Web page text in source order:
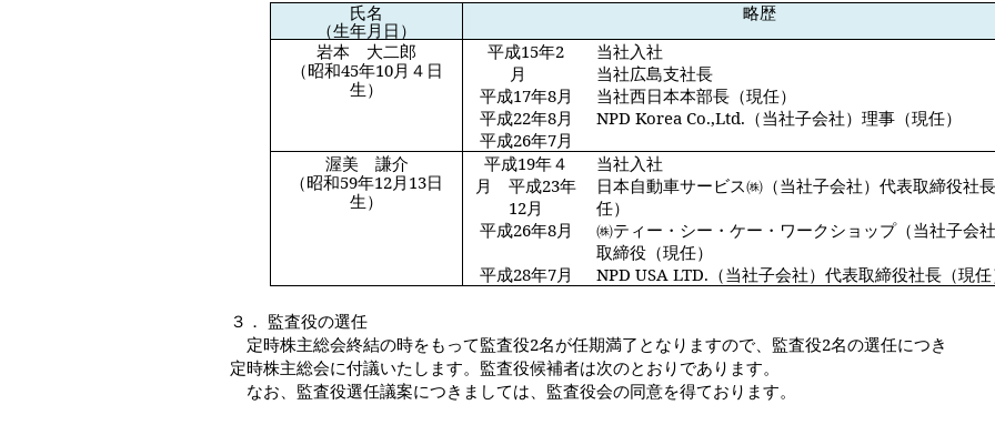
氏名
（生年月日）
略歴
岩本 大二郎
（昭和45年10月４日
生）
平成15年2
月
平成17年8月
平成22年8月
平成26年7月
当社入社
当社広島支社長
当社西日本本部長（現任）
NPD Korea Co.,Ltd. （当社子会社）理事（現任）
渥美 謙介
（昭和59年12月 13日
生）
平成19年４
月 平成23年
12月
平成26年8月
平成28年7月
当社入社
日本自動車サービス㈱（当社子会社）代表取締役社
任）
㈱ティー・シー・ケー・ワークショップ（当社子会社
取締役（現任）
NPD USA LTD. （当社子会社）代表取締役社長（現任
３． 監査役の選任
定時株主総会終結の時をもって監査役2名が任期満了となりますので、監査役2名の選任につき
定時株主総会に付議いたします。監査役候補者は次のとおりであります。
なお、監査役選任議案につきましては、監査役会の同意を得ております。